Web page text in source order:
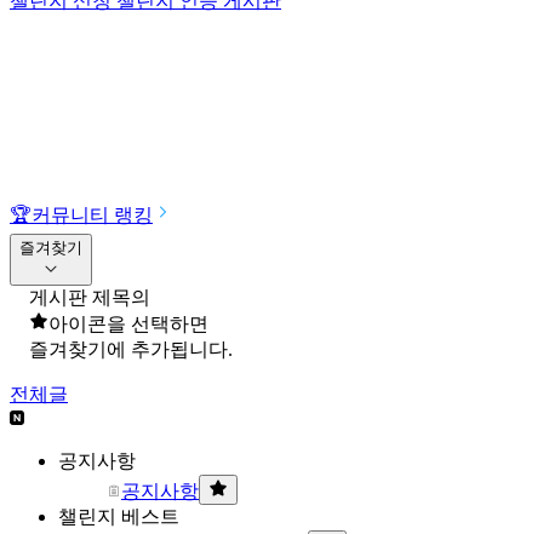
🏆커뮤니티 랭킹
즐겨찾기
게시판 제목의
아이콘을 선택하면
즐겨찾기에 추가됩니다.
전체글
공지사항
공지사항
챌린지 베스트